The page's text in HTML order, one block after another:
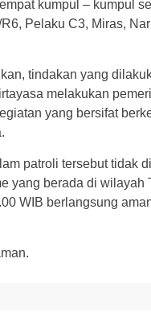
kumpul – kumpul
Pelaku C3, Miras,
tindakan yang
melakukan
yang bersifat
patroli tersebut tidak
yang berada di wilayah
WIB berlangsung